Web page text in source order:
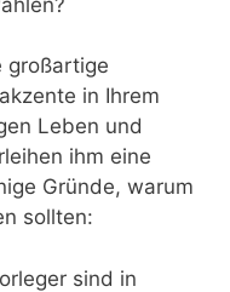
großartige
in Ihrem
Leben und
ihm eine
Gründe, warum
sollten:
sind in